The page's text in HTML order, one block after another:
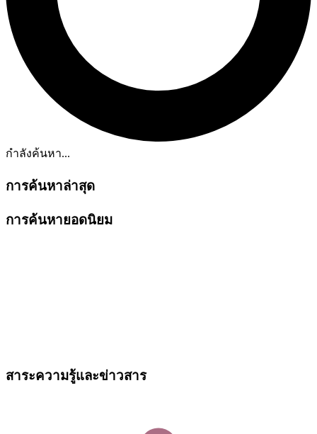
กำลังค้นหา...
การค้นหาล่าสุด
การค้นหายอดนิยม
สาระความรู้และข่าวสาร